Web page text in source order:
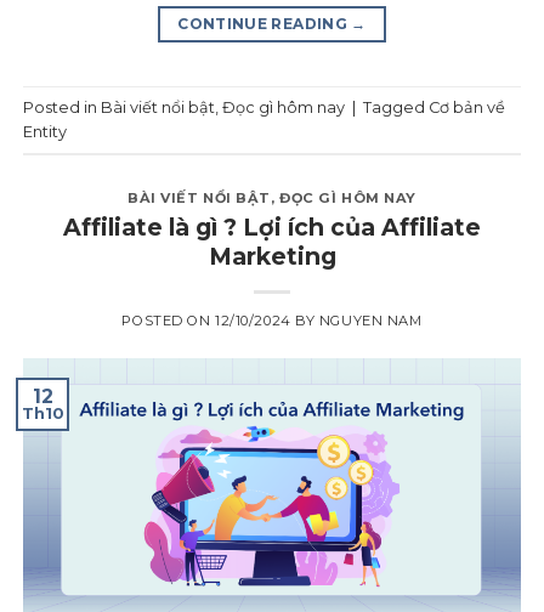
CONTINUE READING →
Posted in Bài viết nổi bật ,Đọc gì hôm nay Tagged Cơ bản về
Entity
BÀI VIẾT NỔI BẬT ,ĐỌC GÌ HÔM NAY
Affiliate là gì ? Lợi ích của Affiliate
Marketing
POSTED ON12/10/2024 BY NGUYEN NAM
12
Th10